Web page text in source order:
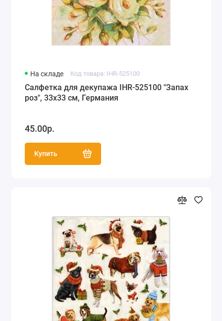
На складе Код товара: IHR-525100
Салфетка для декупажа IHR-525100 "Запах
роз", 33х33 см, Германия
45.00р.
Купить